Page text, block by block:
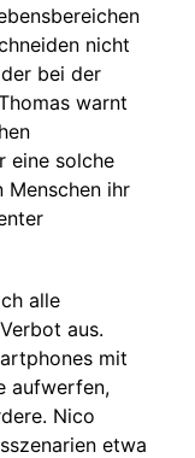
nicht
bei der
warnt
eine solche
Menschen ihr
alle
aus.
mit
aufwerfen,
Nico
etwa